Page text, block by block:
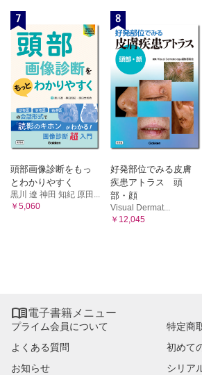
①血液の役割/②血液の成分と組成/③止
9 骨の生理
①骨の成長/②カルシウム代謝調節ホルモ
10 循 環
①心臓/②血管/③循環の調節
11 呼吸の生理学
①換気/②ガス交換と運搬/③呼吸周期の調
12 尿の生成と排泄
①腎臓の構造と機能/②尿の生成/③腎血
よる体液の調節
13 栄養と代謝
①生体に必要な栄養素/②エネルギー代
食物と栄養
①消化器系の構成とはたらき/②食物の消
①細胞・組織の加齢現象/②高齢者の生理
加齢
①成長に伴うからだや運動能力の発達/②
7
頭部画像診断をもっ
とわかりやすく
黒川 遼 神田 知紀 原田...
￥5,060
8
好発部位でみる皮膚
疾患アトラス 頭
部・顔
Visual Dermat...
￥12,045
電子書籍メニュー
プライム会員について
特定商
よくある質問
初めて
お知らせ
シリア